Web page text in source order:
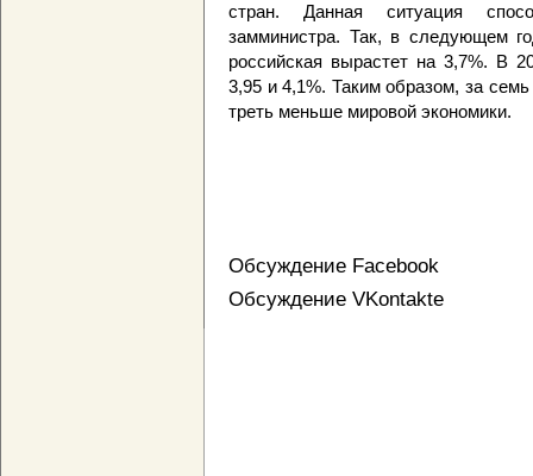
стран. Данная ситуация
замминистра. Так, в следующем
российская вырастет на 3,7%. В
3,95 и 4,1%. Таким образом, за
треть меньше мировой экономики.
Обсуждение Facebook
Обсуждение VKontakte